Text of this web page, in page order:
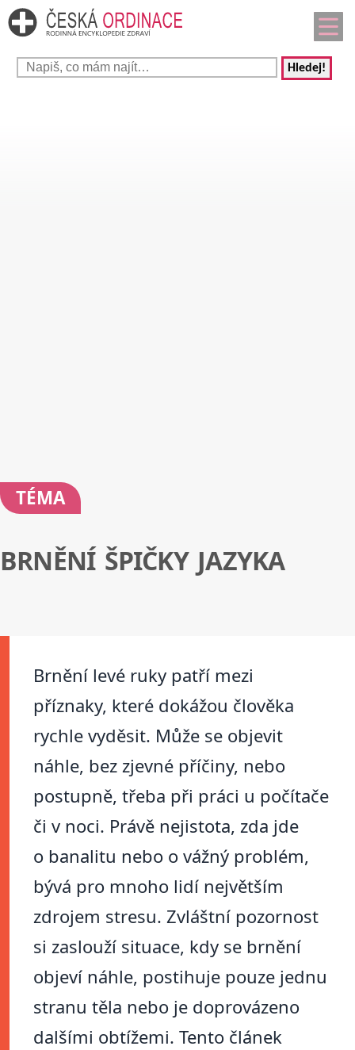
Hledej!
TÉMA
BRNĚNÍ ŠPIČKY JAZYKA
Brnění levé ruky patří mezi
příznaky, které dokážou člověka
rychle vyděsit. Může se objevit
náhle, bez zjevné příčiny, nebo
postupně, třeba při práci u počítače
či v noci. Právě nejistota, zda jde
o banalitu nebo o vážný problém,
bývá pro mnoho lidí největším
zdrojem stresu. Zvláštní pozornost
si zaslouží situace, kdy se brnění
objeví náhle, postihuje pouze jednu
stranu těla nebo je doprovázeno
dalšími obtížemi. Tento článek